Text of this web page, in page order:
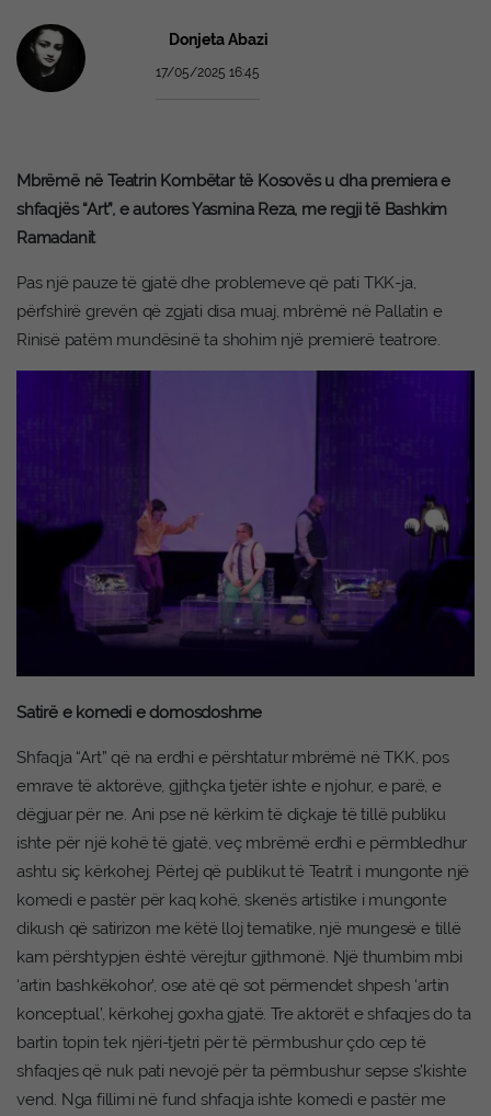
Donjeta Abazi
17/05/2025 16:45
Mbrëmë në Teatrin Kombëtar të Kosovës u dha premiera e
shfaqjës “Art”, e autores Yasmina Reza, me regji të Bashkim
Ramadanit
Pas një pauze të gjatë dhe problemeve që pati TKK-ja,
përfshirë grevën që zgjati disa muaj, mbrëmë në Pallatin e
Rinisë patëm mundësinë ta shohim një premierë teatrore.
Satirë e komedi e domosdoshme
Shfaqja “Art” që na erdhi e përshtatur mbrëmë në TKK, pos
emrave të aktorëve, gjithçka tjetër ishte e njohur, e parë, e
dëgjuar për ne. Ani pse në kërkim të diçkaje të tillë publiku
ishte për një kohë të gjatë, veç mbrëmë erdhi e përmbledhur
ashtu siç kërkohej. Përtej që publikut të Teatrit i mungonte një
komedi e pastër për kaq kohë, skenës artistike i mungonte
dikush që satirizon me këtë lloj tematike, një mungesë e tillë
kam përshtypjen është vërejtur gjithmonë. Një thumbim mbi
‘artin bashkëkohor’, ose atë që sot përmendet shpesh ‘artin
konceptual’, kërkohej goxha gjatë. Tre aktorët e shfaqjes do ta
bartin topin tek njëri-tjetri për të përmbushur çdo cep të
shfaqjes që nuk pati nevojë për ta përmbushur sepse s’kishte
vend. Nga fillimi në fund shfaqja ishte komedi e pastër me